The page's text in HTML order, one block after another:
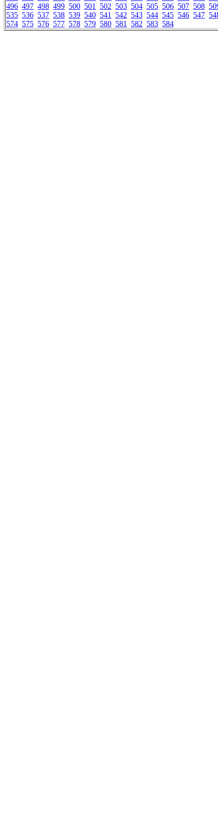
496 497 498 499 500 501 502 503 504 505 506 507 508
535 536 537 538 539 540 541 542 543 544 545 546 547
574 575 576 577 578 579 580 581 582 583 584